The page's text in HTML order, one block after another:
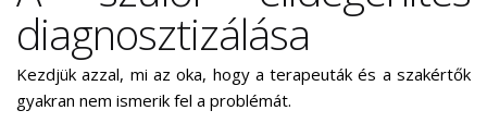
diagnosztizálása
Kezdjük azzal, mi az oka, hogy a terapeuták és a szakértők
gyakran nem ismerik fel a problémát.